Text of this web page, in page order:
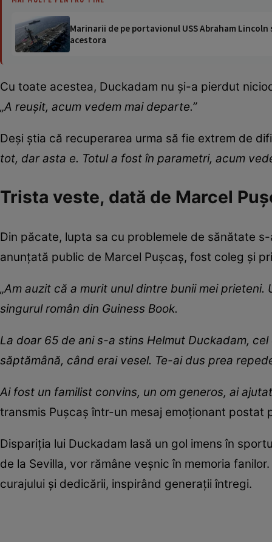
Marinarii de pe portavionul USS Abraham
acestora
Cu toate acestea, Duckadam nu și-a pierdut
„A reușit, acum vedem mai departe.”
Deși știa că recuperarea urma să fie extrem de
tot, dar asta e. Totul a fost în parametri, acum
Trista veste, dată de Marcel
Din păcate, lupta sa cu problemele de sănătate
anunțată public de Marcel Pușcaș, fost coleg și
„Am auzit că a murit unul dintre bunii mei
singurul român din Guiness Book.
La doar 65 de ani s-a stins Helmut Duckadam,
săptămână, când erai vesel. Te-ai dus prea
Ai fost un familist convins, un om generos, ai
transmis Pușcaș într-un mesaj emoționant postat
Dispariția lui Duckadam lasă un gol imens în
de la Sevilla, vor rămâne veșnic în memoria
curajului și dedicării, inspirând generații întregi.